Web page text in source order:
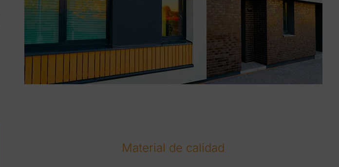
Material de calidad